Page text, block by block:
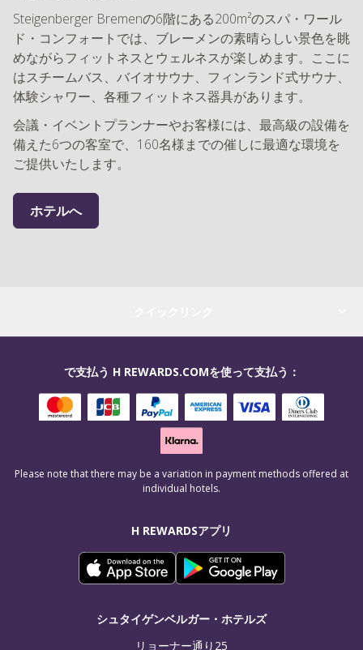
Steigenberger Bremenの6階にある200m²のスパ・ワール
ド・コンフォートでは、ブレーメンの素晴らしい景色を眺
めながらフィットネスとウェルネスが楽しめます。ここに
はスチームバス、バイオサウナ、フィンランド式サウナ、
体験シャワー、各種フィットネス器具があります。
会議・イベントプランナーやお客様には、最高級の設備を
備えた6つの客室で、160名様までの催しに最適な環境を
ご提供いたします。
ホテルへ
H REWARDSアプリ
シュタイゲンベルガー・ホテルズ
リョーナー通り25
で支払う H REWARDS.COMを使って支払う：
Please note that there may be a variation in payment methods offered at
individual hotels.